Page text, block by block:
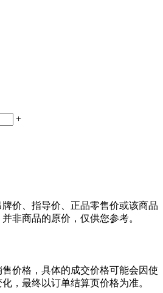
+
价、指导价、正品零售价或该商品
非商品的原价，仅供您参考。
价格，具体的成交价格可能会因使
，最终以订单结算页价格为准。